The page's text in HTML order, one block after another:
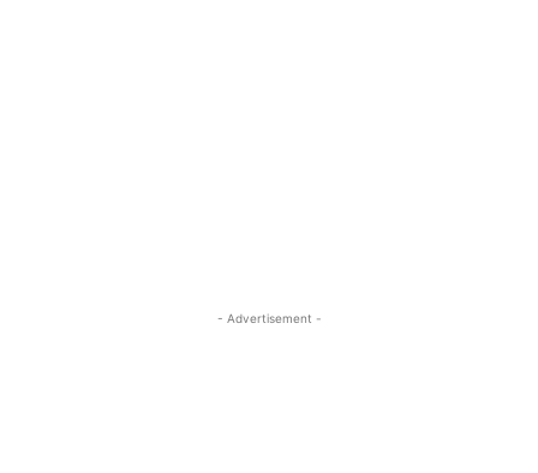
- Advertisement -